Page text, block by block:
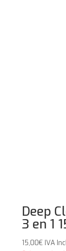
Deep
3 en 1
15,00€ IVA